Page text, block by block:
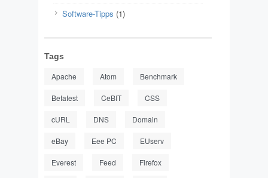
Software-Tipps (1)
Tags
Apache Atom Benchmark
Betatest CeBIT CSS
cURL DNS Domain
eBay Eee PC EUserv
Everest Feed Firefox